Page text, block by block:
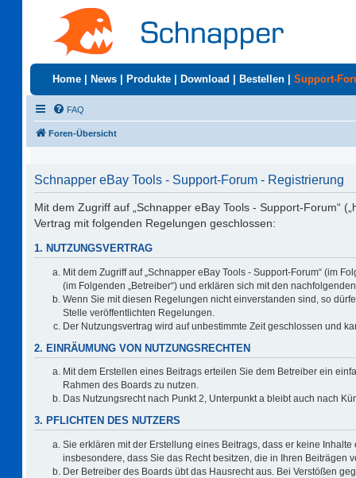
Home News Produkte Download Bestellen Support-
FAQ
Foren-Übersicht
Schnapper eBay Tools - Support-Forum - Registrierung
Mit dem Zugriff auf „Schnapper eBay Tools - Support-Forum“
Vertrag mit folgenden Regelungen geschlossen:
1. NUTZUNGSVERTRAG
Mit dem Zugriff auf „Schnapper eBay Tools - Support-Forum“ (im
(im Folgenden „Betreiber“) und erklären sich mit den
Wenn Sie mit diesen Regelungen nicht einverstanden sind, so
Stelle veröffentlichten Regelungen.
Der Nutzungsvertrag wird auf unbestimmte Zeit geschlossen und
2. EINRÄUMUNG VON NUTZUNGSRECHTEN
Mit dem Erstellen eines Beitrags erteilen Sie dem Betreiber ein
Rahmen des Boards zu nutzen.
Das Nutzungsrecht nach Punkt 2, Unterpunkt a bleibt auch nach
3. PFLICHTEN DES NUTZERS
Sie erklären mit der Erstellung eines Beitrags, dass er keine
insbesondere, dass Sie das Recht besitzen, die in Ihren Beiträgen
Der Betreiber des Boards übt das Hausrecht aus. Bei Verstößen